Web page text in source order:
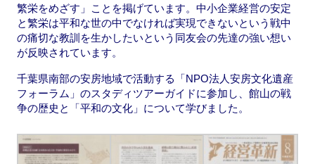
繁栄をめざす」ことを掲げています。中小企業経営の安定
と繁栄は平和な世の中でなければ実現できないという戦中
の痛切な教訓を生かしたいという同友会の先達の強い想い
が反映されています。
千葉県南部の安房地域で活動する「NPO法人安房文化遺産
フォーラム」のスタディツアーガイドに参加し、館山の戦
争の歴史と「平和の文化」について学びました。